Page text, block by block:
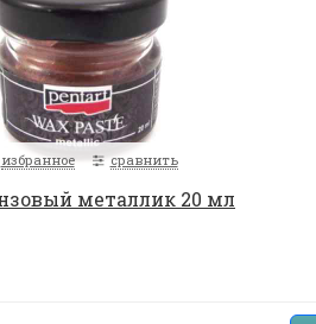
избранное сравнить
металлик 20 мл